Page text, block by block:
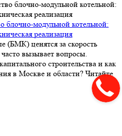
блочно-модульной котельной:
реализация
(БМК) ценятся за скорость
вызывает вопросы.
строительства и как
в Москве и области? Читайте